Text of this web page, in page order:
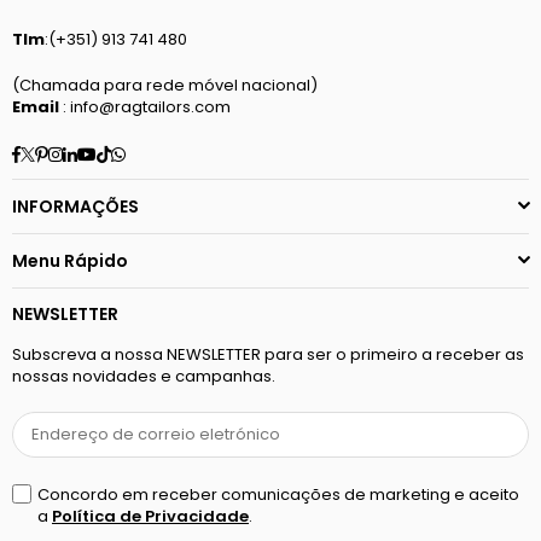
Tlm:(+351) 913 741 480
(Chamada para rede móvel nacional)
Email : info@ragtailors.com
Facebook
Twitter
Pinterest
Instagram
Linkedin
YouTube
TikTok
Whatsapp
INFORMAÇÕES
Menu Rápido
NEWSLETTER
Subscreva a nossa NEWSLETTER para ser o primeiro a receber as
nossas novidades e campanhas.
Concordo em receber comunicações de marketing e aceito
a Política de Privacidade.